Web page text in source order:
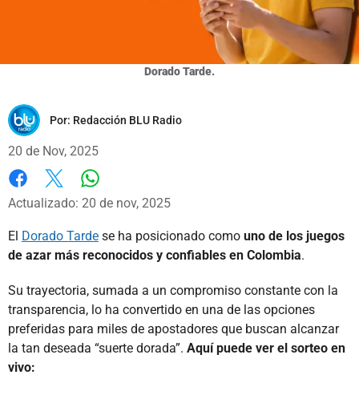
Dorado Tarde.
Por: Redacción BLU Radio
20 de Nov, 2025
Facebook
X
Actualizado: 20 de nov, 2025
El Dorado Tarde se ha posicionado como uno de los juegos
de azar más reconocidos y confiables en Colombia.
Su trayectoria, sumada a un compromiso constante con la
transparencia, lo ha convertido en una de las opciones
preferidas para miles de apostadores que buscan alcanzar
la tan deseada “suerte dorada”. Aquí puede ver el sorteo en
vivo: